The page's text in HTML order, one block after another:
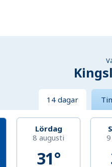
14 dagar
Lördag
8 augusti
31°